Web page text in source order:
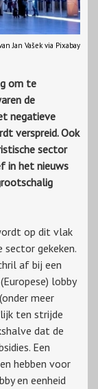
Jan Vašek via Pixabay
om te
de
negatieve
verspreid. Ook
sector
in het nieuws
op dit vlak
sector gekeken.
af bij een
lobby
meer
ten strijde
dat de
Een
hebben voor
en eenheid